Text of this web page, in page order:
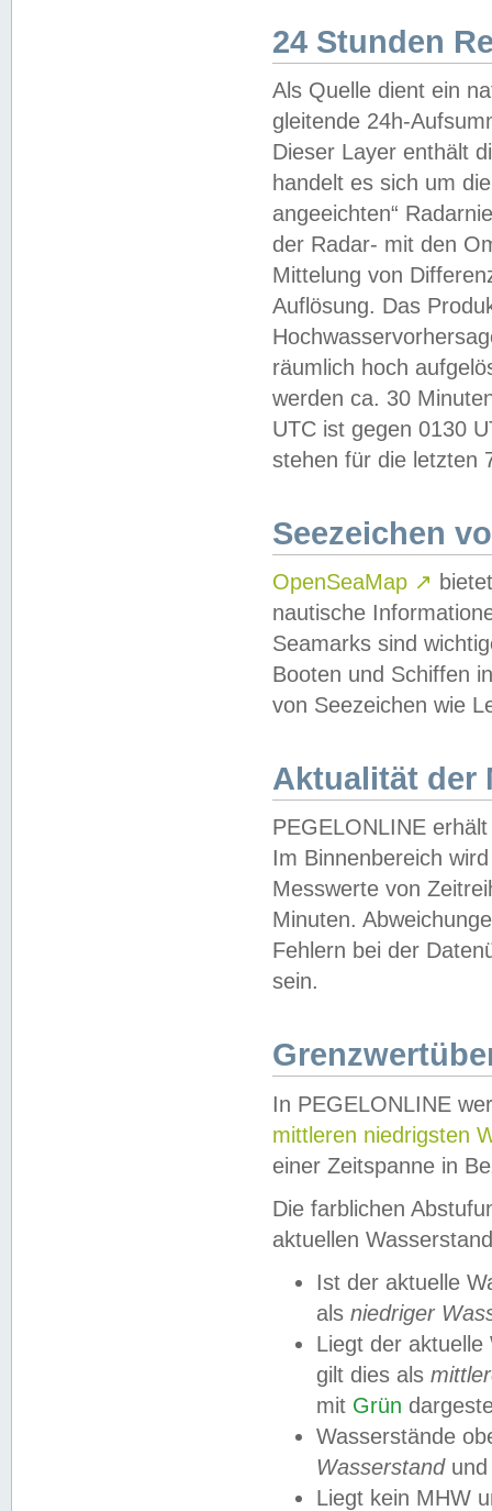
24 Stunden
Als Quelle dient ein
gleitende 24h-
Dieser Layer enthält
handelt es sich um
angeeichten“
der Radar- mit den
Mittelung von
Auflösung. Das
räumlich hoch
werden ca. 30
UTC ist gegen 0130
stehen für die letzten
Seezeichen
OpenSeaMap ↗
nautische
Seamarks sind
Booten und Schiffen
von Seezeichen wie
Aktualität der
PEGELONLINE
Im Binnenbereich
Messwerte von
Minuten.
Fehlern bei der
sein.
In PEGELONLINE
mittleren niedrigsten
einer Zeitspanne in
Die farblichen
aktuellen
Ist der aktuelle
als niedriger
Liegt der
gilt dies als
mit Grün
Wasserstände
Wasserstandund
Liegt kein MHW